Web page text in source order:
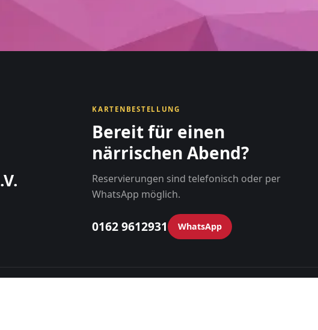
KARTENBESTELLUNG
Bereit für einen
närrischen Abend?
Reservierungen sind telefonisch oder per
WhatsApp möglich.
0162 9612931 WhatsApp